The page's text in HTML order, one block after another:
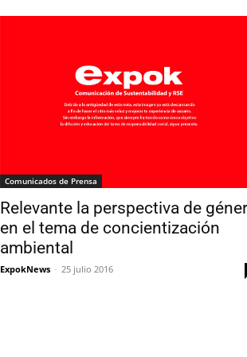
Comunicados de Prensa
Relevante la perspectiva de
en el tema de concientización
ambiental
ExpokNews - 25 julio 2016